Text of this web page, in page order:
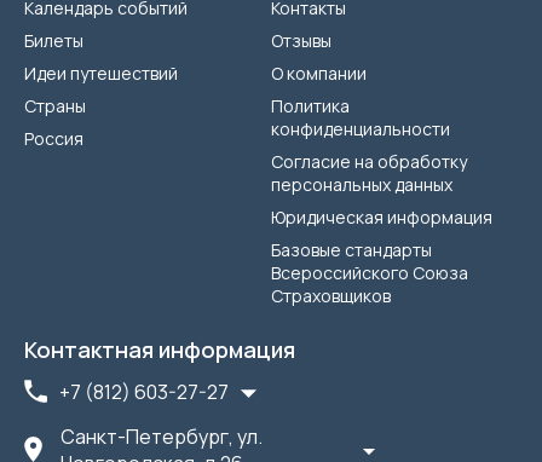
Календарь событий
Билеты
Идеи путешествий
Страны
Россия
Контакты
Отзывы
О компании
Политика
конфиденциальности
Согласие на обработку
персональных данных
Юридическая информация
Базовые стандарты
Всероссийского Союза
Страховщиков
Контактная информация
+7 (812) 603-27-27
Санкт-Петербург, ул.